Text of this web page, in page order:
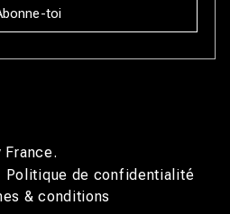
toi
France.
Politique de confidentialité
& conditions